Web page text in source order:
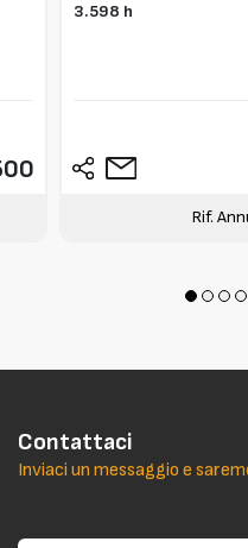
3.598 h
Rif.
Contattaci
Inviaci un messaggio e